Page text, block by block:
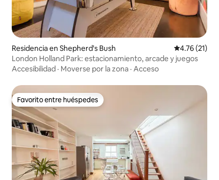
Residencia en Shepherd's Bush Calificación
4.76 (21)
London Holland Park: estacionamiento, arcade y juegos
Accesibilidad · Moverse por la zona · Acceso
Favorito entre huéspedes
Favorito entre huéspedes